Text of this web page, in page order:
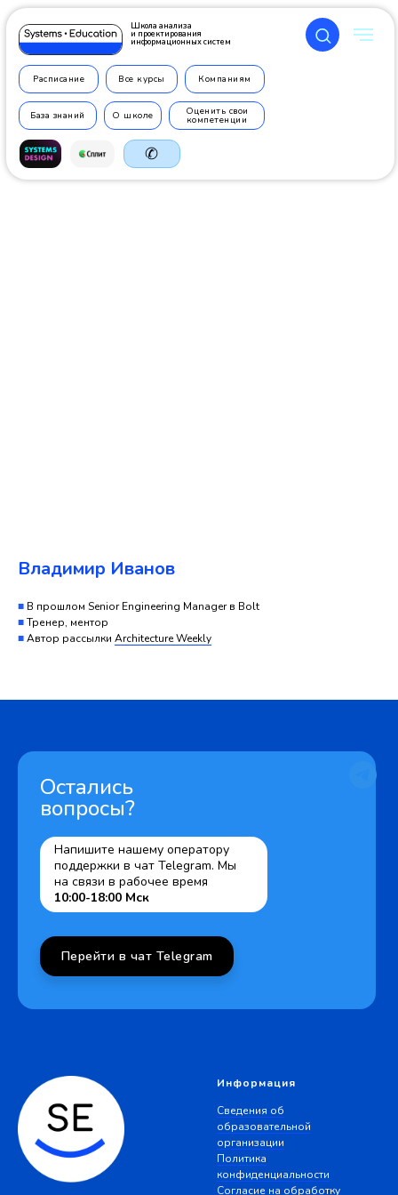
Школа анализа
и проектирования
информационных систем
Расписание Все курсы Компаниям
Оценить свои
компетенции
База знаний О школе
✆
Владимир Иванов
■ В прошлом Senior Engineering Manager в Bolt
■Тренер, ментор
■Автор рассылки Architecture Weekly
Остались
вопросы?
Напишите нашему оператору
поддержки в чат Telegram. Мы
на связи в рабочее время
10:00-18:00 Мск
Перейти в чат Telegram
Информация
Сведения об
образовательной
организации
Политика
конфиденциальности
Согласие на обработку